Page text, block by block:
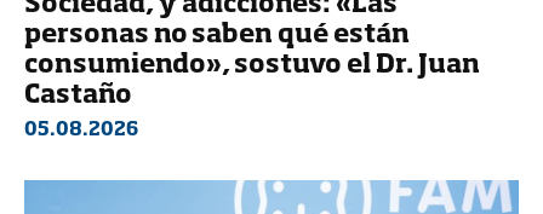
Sociedad, y adicciones: «Las
personas no saben qué están
consumiendo», sostuvo el Dr. Juan
Castaño
05.08.2026